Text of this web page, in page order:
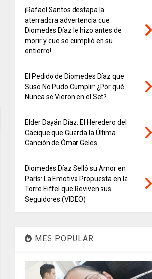
¡Rafael Santos destapa la
aterradora advertencia que
Diomedes Díaz le hizo antes de
morir y que se cumplió en su
entierro!
El Pedido de Diomedes Díaz que
Suso No Pudo Cumplir: ¿Por qué
Nunca se Vieron en el Set?
Elder Dayán Díaz: El Heredero del
Cacique que Guarda la Última
Canción de Ómar Geles
Diomedes Díaz Selló su Amor en
París: La Emotiva Propuesta en la
Torre Eiffel que Reviven sus
Seguidores (VIDEO)
MES POPULAR